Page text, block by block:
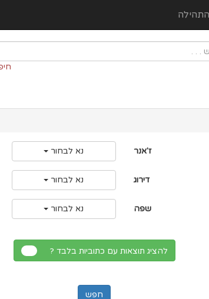
ז'אנר נא לבחור
דירוג נא לבחור
שפה נא לבחור
להציג תוצאות עם כתוביות בלבד ?